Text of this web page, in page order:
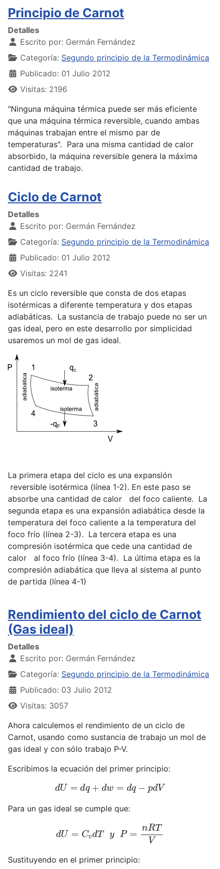
Principio de Carnot
Detalles
Escrito por: Germán Fernández
Categoría: Segundo principio de la Termodinámica
Publicado: 01 Julio 2012
Visitas: 2196
"Ninguna máquina térmica puede ser más eficiente
que una máquina térmica reversible, cuando ambas
máquinas trabajan entre el mismo par de
temperaturas". Para una misma cantidad de calor
absorbido, la máquina reversible genera la máxima
cantidad de trabajo.
Ciclo de Carnot
Detalles
Escrito por: Germán Fernández
Categoría: Segundo principio de la Termodinámica
Publicado: 01 Julio 2012
Visitas: 2241
Es un ciclo reversible que consta de dos etapas
isotérmicas a diferente temperatura y dos etapas
adiabáticas. La sustancia de trabajo puede no ser un
gas ideal, pero en este desarrollo por simplicidad
usaremos un mol de gas ideal.
La primera etapa del ciclo es una expansión
reversible isotérmica (línea 1-2). En este paso se
absorbe una cantidad de calor del foco caliente. La
segunda etapa es una expansión adiabática desde la
temperatura del foco caliente a la temperatura del
foco frío (línea 2-3). La tercera etapa es una
compresión isotérmica que cede una cantidad de
calor al foco frío (línea 3-4). La última etapa es la
compresión adiabática que lleva al sistema al punto
de partida (línea 4-1)
Rendimiento del ciclo de Carnot
(Gas ideal)
Detalles
Escrito por: Germán Fernández
Categoría: Segundo principio de la Termodinámica
Publicado: 03 Julio 2012
Visitas: 3057
Ahora calculemos el rendimiento de un ciclo de
Carnot, usando como sustancia de trabajo un mol de
gas ideal y con sólo trabajo P-V.
Escribimos la ecuación del primer principio:
d U=dq + dw =d q− dV
Para un gas ideal se cumple que:
T V
Sustituyendo en el primer principio: